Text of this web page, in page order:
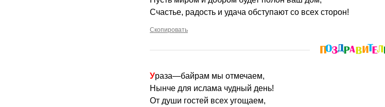
Счастье, радость и удача обступают со всех сторон!
Скопировать
Ураза—байрам мы отмечаем,
Нынче для ислама чудный день!
От души гостей всех угощаем,